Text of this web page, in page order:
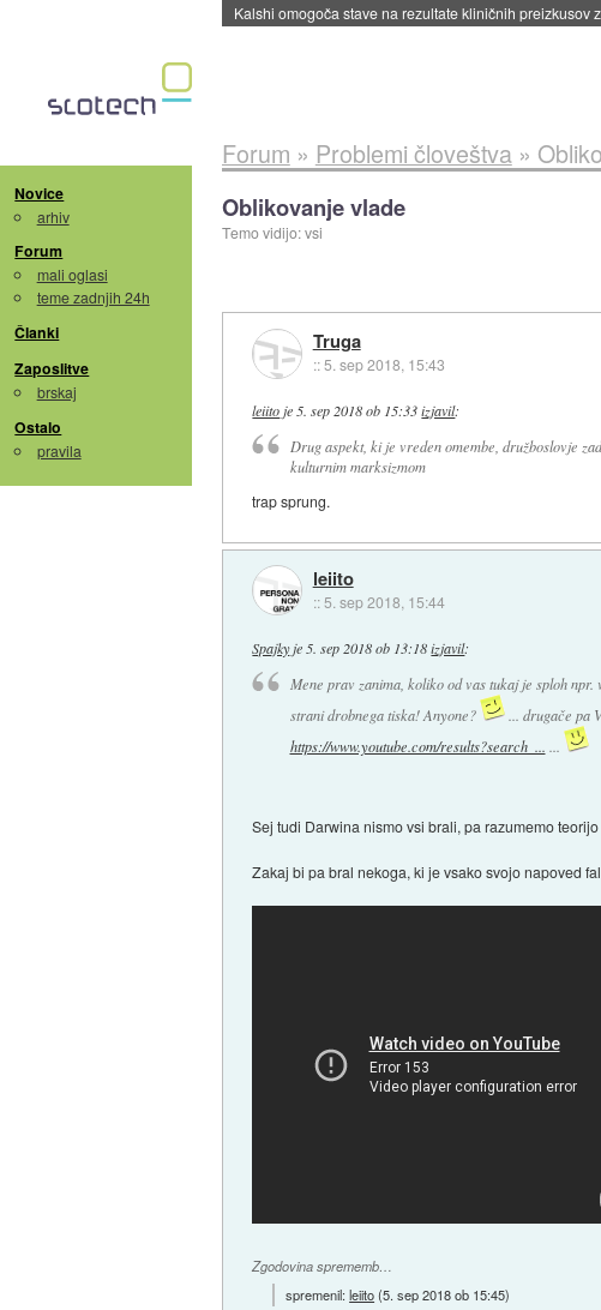
Sandisk že prodal več kot polovico SSD-jev za
Novice
arhiv
Forum
mali oglasi
teme zadnjih 24h
Članki
Zaposlitve
brskaj
Ostalo
pravila
Forum » Problemi človeštva»
Oblikovanje vlade
Temo vidijo: vsi
Truga
::5. sep 2018, 15:43
leiito je 5. sep 2018 ob 15:33 izjavil:
Drug aspekt, ki je vreden omembe, družboslovje
kulturnim marksizmom
trap sprung.
leiito
:: 5. sep 2018, 15:44
Spajkyje 5. sep 2018 ob 13:18 izjavil:
Mene prav zanima, koliko od vas tukaj je sploh
strani drobnega tiska! Anyone?
... drugače pa
https://www.youtube.com/results?search_...
Sej tudi Darwina nismo vsi brali, pa razumemo
Zakaj bi pa bral nekoga, ki je vsako svojo napoved
Zgodovina sprememb…
spremenil:leiito(5. sep 2018 ob 15:45)